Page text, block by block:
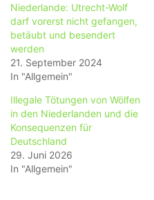
Niederlande: Utrecht-Wolf
darf vorerst nicht gefangen,
betäubt und besendert
werden
21. September 2024
In "Allgemein"
Illegale Tötungen von Wölfen
in den Niederlanden und die
Konsequenzen für
Deutschland
29. Juni 2026
In "Allgemein"